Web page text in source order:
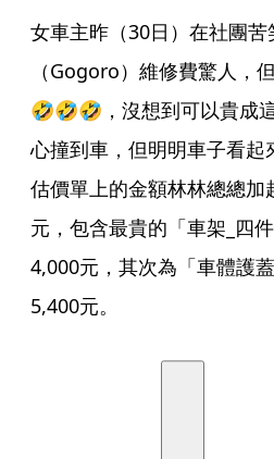
女車主昨（30日）在社團
（Gogoro）維修費驚人，
🤣🤣🤣，沒想到可以貴成
心撞到車，但明明車子看
估價單上的金額林林總總
元，包含最貴的「車架_四
4,000元，其次為「車體護
5,400元。